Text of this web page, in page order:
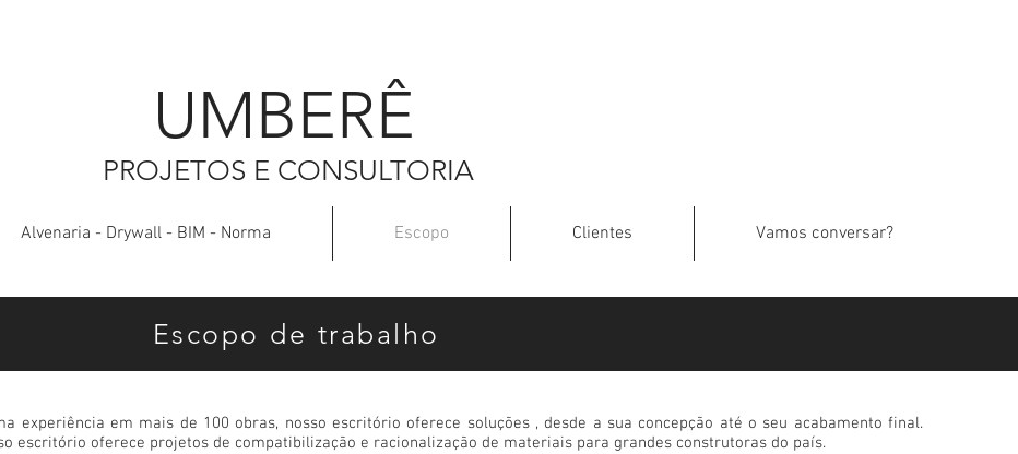
UMBERÊ
PROJETOS E CONSULTORIA
Alvenaria - Drywall - BIM - Norma Escopo Clientes Vamos conversar?
Escopo de trabalho
experiência em mais de 100 obras, nosso escritório oferece soluções , desde a sua concepção até o seu acabamento final.
escritório oferece projetos de compatibilização e racionalização de materiais para grandes construtoras do país.